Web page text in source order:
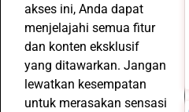
akses ini, Anda dapat
menjelajahi semua fitur
dan konten eksklusif
yang ditawarkan. Jangan
lewatkan kesempatan
untuk merasakan sensasi